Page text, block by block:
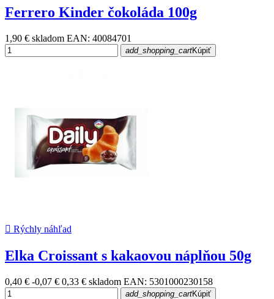
Ferrero Kinder čokoláda 100g
1,90 € skladom EAN: 40084701
add_shopping_cartKúpiť
 Rýchly náhľad
Elka Croissant s kakaovou náplňou 50g
0,40 € -0,07 € 0,33 € skladom EAN: 5301000230158
add_shopping_cartKúpiť